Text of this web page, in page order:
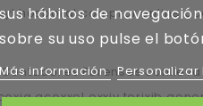
hosboral comprar online
Forenses
acoxxel exxiv torixib
sus hábitos de
sobre su uso pulse el
Más información